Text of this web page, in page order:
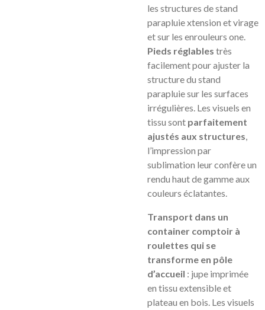
les structures de stand
parapluie xtension et virage
et sur les enrouleurs one.
Pieds réglables très
facilement pour ajuster la
structure du stand
parapluie sur les surfaces
irrégulières. Les visuels en
tissu sont parfaitement
ajustés aux structures,
l’impression par
sublimation leur confère un
rendu haut de gamme aux
couleurs éclatantes.
Transport dans un
container comptoir à
roulettes qui se
transforme en pôle
d’accueil : jupe imprimée
en tissu extensible et
plateau en bois. Les visuels